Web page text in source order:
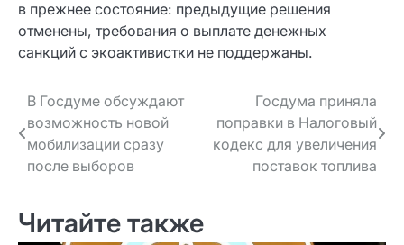
в прежнее состояние: предыдущие решения
отменены, требования о выплате денежных
санкций с экоактивистки не поддержаны.
Навигация
по записям
В Госдуме обсуждают
возможность новой
мобилизации сразу
после выборов
Госдума приняла
поправки в Налоговый
кодекс для увеличения
поставок топлива
Читайте также